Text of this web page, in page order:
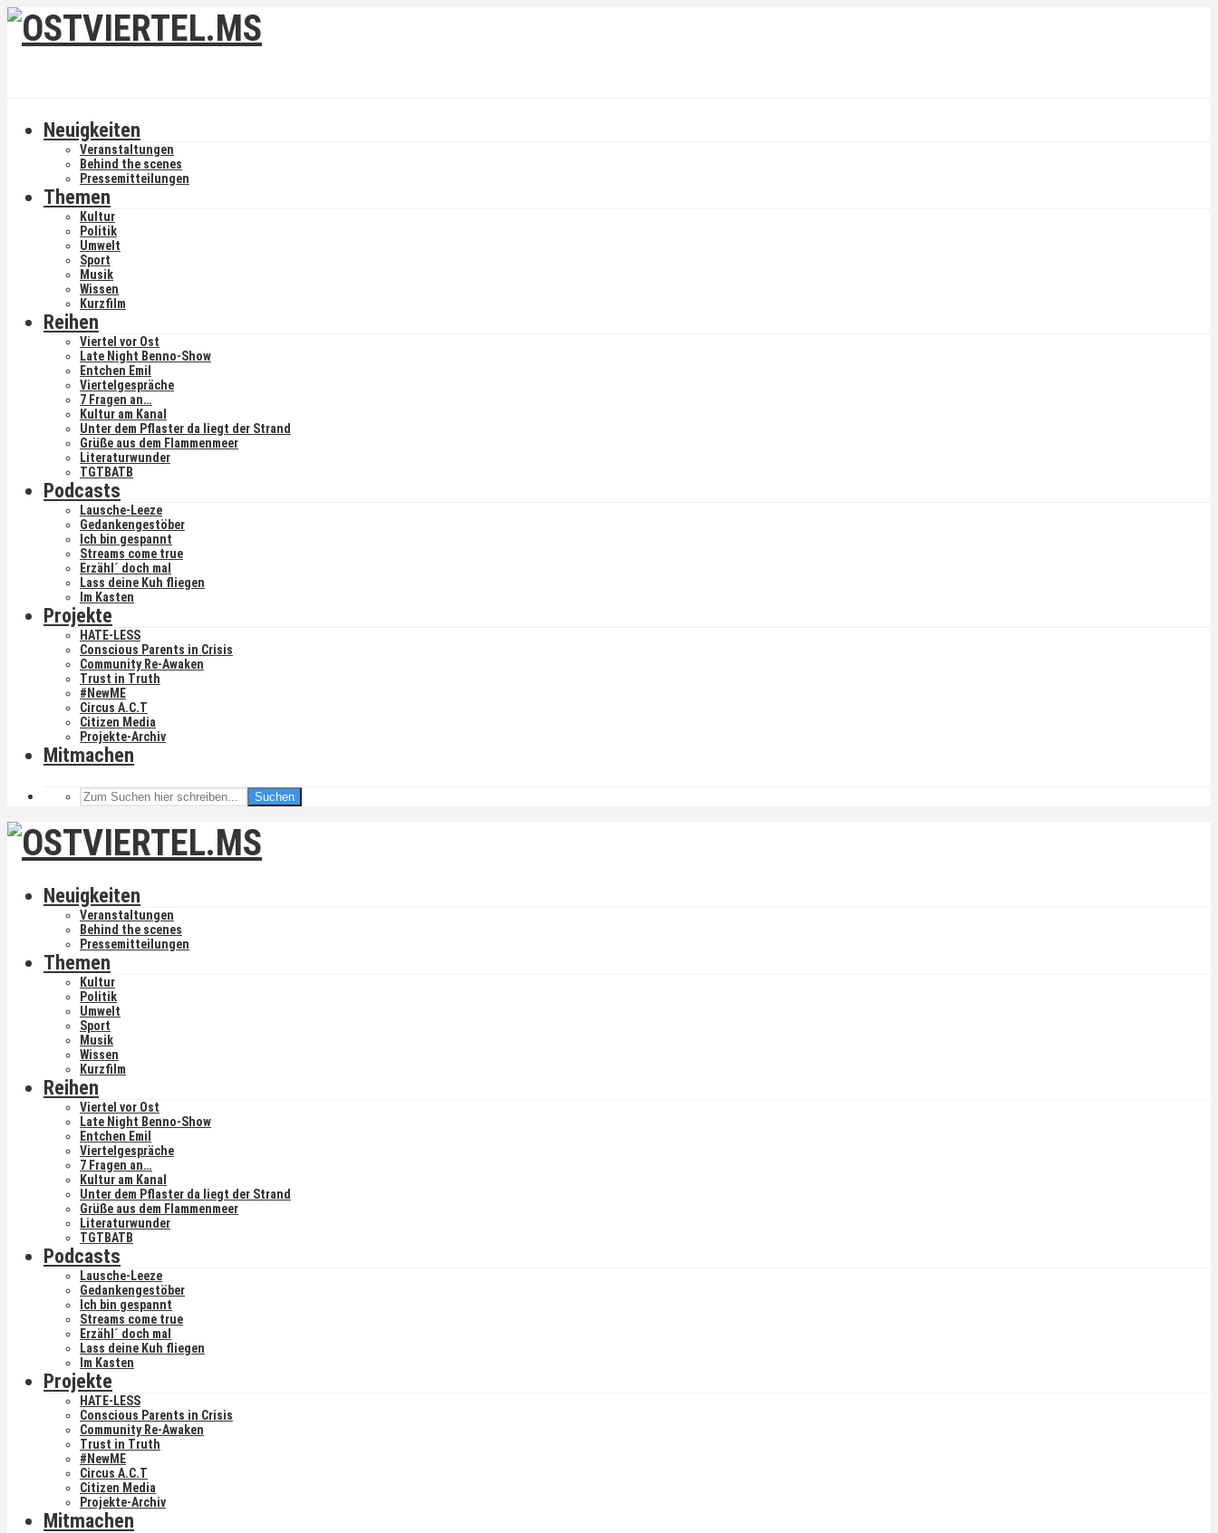
Neuigkeiten
Veranstaltungen
Behind the scenes
Pressemitteilungen
Themen
Kultur
Politik
Umwelt
Sport
Musik
Wissen
Kurzfilm
Reihen
Viertel vor Ost
Late Night Benno-Show
Entchen Emil
Viertelgespräche
7 Fragen an…
Kultur am Kanal
Unter dem Pflaster da liegt der Strand
Grüße aus dem Flammenmeer
Literaturwunder
TGTBATB
Podcasts
Lausche-Leeze
Gedankengestöber
Ich bin gespannt
Streams come true
Erzähl´ doch mal
Lass deine Kuh fliegen
Im Kasten
Projekte
HATE-LESS
Conscious Parents in Crisis
Community Re-Awaken
Trust in Truth
#NewME
Circus A.C.T
Citizen Media
Projekte-Archiv
Mitmachen
Suchen
Neuigkeiten
Veranstaltungen
Behind the scenes
Pressemitteilungen
Themen
Kultur
Politik
Umwelt
Sport
Musik
Wissen
Kurzfilm
Reihen
Viertel vor Ost
Late Night Benno-Show
Entchen Emil
Viertelgespräche
7 Fragen an…
Kultur am Kanal
Unter dem Pflaster da liegt der Strand
Grüße aus dem Flammenmeer
Literaturwunder
TGTBATB
Podcasts
Lausche-Leeze
Gedankengestöber
Ich bin gespannt
Streams come true
Erzähl´ doch mal
Lass deine Kuh fliegen
Im Kasten
Projekte
HATE-LESS
Conscious Parents in Crisis
Community Re-Awaken
Trust in Truth
#NewME
Circus A.C.T
Citizen Media
Projekte-Archiv
Mitmachen